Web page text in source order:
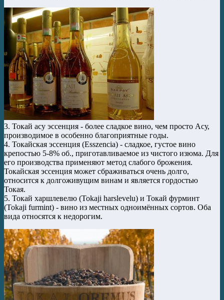
3. Токай асу эссенция - более сладкое вино, чем просто Асу,
производимое в особенно благоприятные годы.
4. Токайская эссенция (Esszencia) - сладкое, густое вино
крепостью 5-8% об., приготавливаемое из чистого изюма. Для
его производства применяют метод слабого брожения.
Токайская эссенция может сбраживаться очень долго,
относится к долгоживущим винам и является гордостью
Токая.
5. Токай харшлевелю (Tokaji harslevelu) и Токай фурминт
(Tokaji furmint) - вино из местных одноимённых сортов. Оба
вида относятся к недорогим.